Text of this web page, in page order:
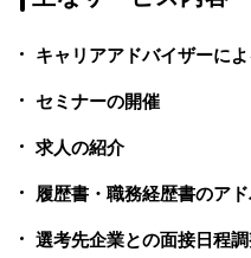
キャリアアドバイザーに
セミナーの開催
求人の紹介
履歴書・職務経歴書のア
選考先企業との面接日程